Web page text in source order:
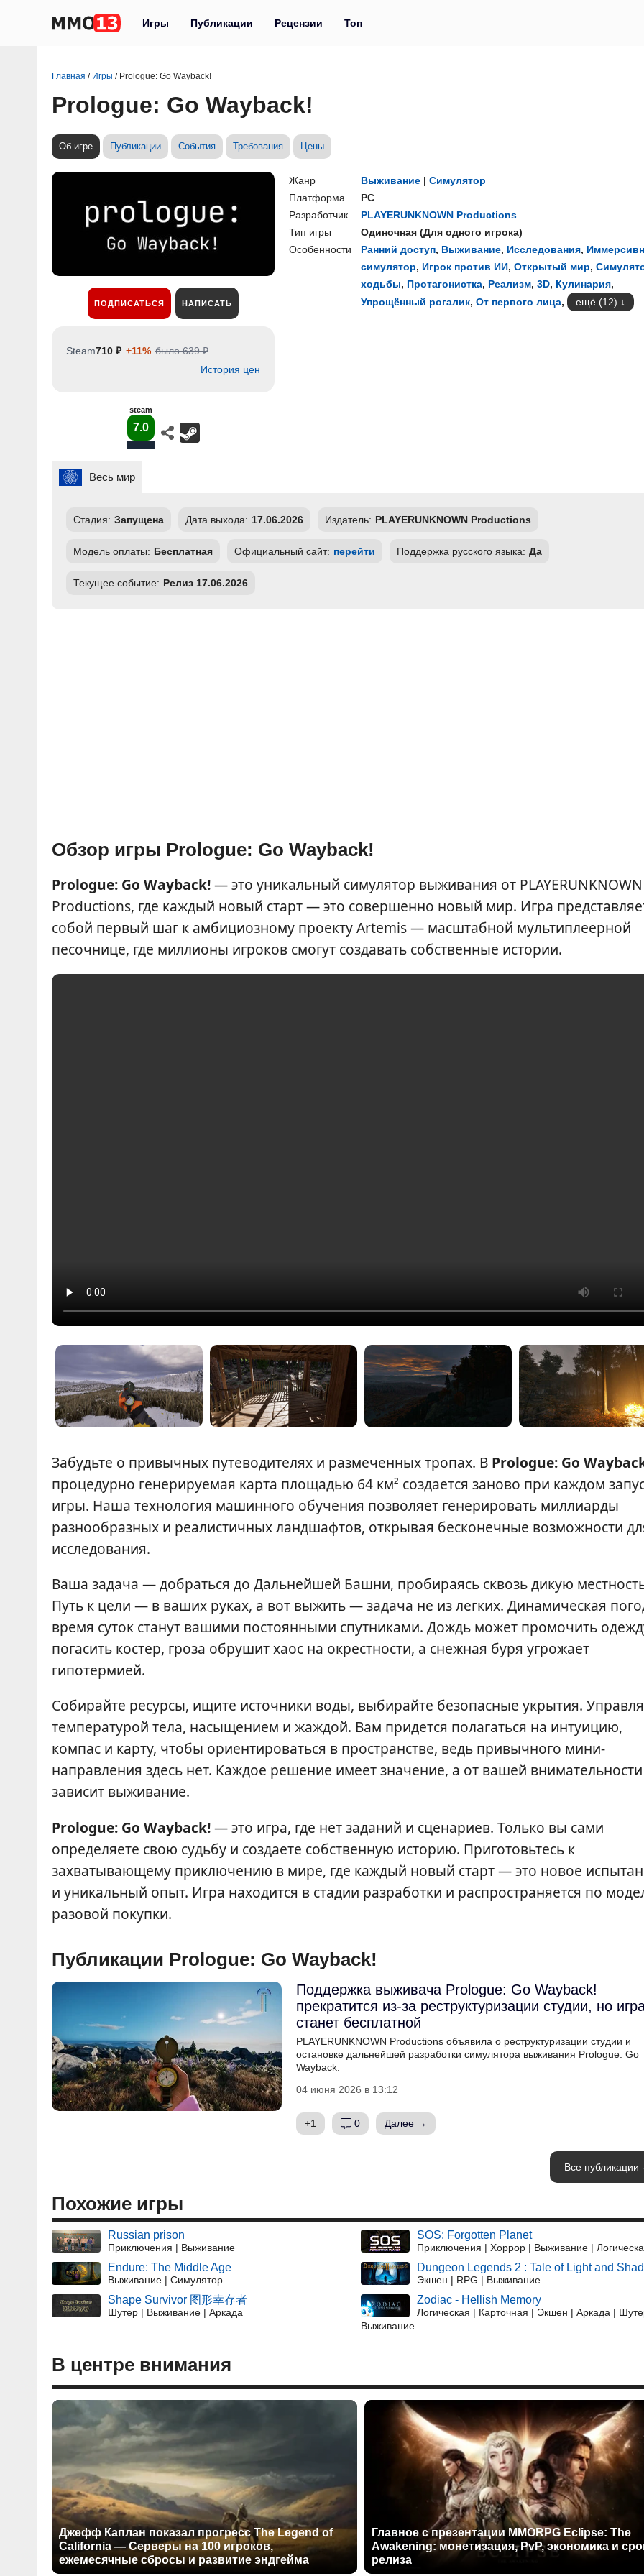
Игры Публикации Рецензии Топ
Главная / Игры / Prologue: Go Wayback!
Prologue: Go Wayback!
Об игре Публикации События Требования Цены
ПОДПИСАТЬСЯ НАПИСАТЬ
Steam710 ₽ +11% было 639 ₽
История цен
steam
7.0
Жанр Выживание | Симулятор
Платформа
PC
Разработчик
PLAYERUNKNOWN Productions
Тип игры
Одиночная (Для одного игрока)
Особенности
Ранний доступ, Выживание, Исследования,
симулятор, Игрок против ИИ, Открытый мир,
ходьбы, Протагонистка, Реализм, 3D, Кулинария,
Упрощённый рогалик, От первого лица, ещё (12)
Весь мир
Стадия: Запущена Дата выхода: 17.06.2026 Издатель: PLAYERUNKNOWN Productions
Модель оплаты: Бесплатная Официальный сайт: перейти Поддержка русского языка: Да
Текущее событие: Релиз 17.06.2026
Обзор игры Prologue: Go Wayback!
Prologue: Go Wayback!— это уникальный симулятор выживания от PLAYERUNKNOWN
Productions, где каждый новый старт — это совершенно новый мир. Игра
собой первый шаг к амбициозному проекту Artemis — масштабной мультиплеерной
песочнице, где миллионы игроков смогут создавать собственные истории.
Забудьте о привычных путеводителях и размеченных тропах. В Prologue: Go
процедурно генерируемая карта площадью 64 км² создается заново при каждом
игры. Наша технология машинного обучения позволяет генерировать миллиарды
разнообразных и реалистичных ландшафтов, открывая бесконечные возможности
исследования.
Ваша задача — добраться до Дальнейшей Башни, пробираясь сквозь дикую
Путь к цели — в ваших руках, а вот выжить — задача не из легких. Динамическая
время суток станут вашими постоянными спутниками. Дождь может промочить
погасить костер, гроза обрушит хаос на окрестности, а снежная буря угрожает
гипотермией.
Собирайте ресурсы, ищите источники воды, выбирайте безопасные укрытия.
температурой тела, насыщением и жаждой. Вам придется полагаться на интуицию,
компас и карту, чтобы ориентироваться в пространстве, ведь привычного мини-
направления здесь нет. Каждое решение имеет значение, а от вашей внимательности
зависит выживание.
Prologue: Go Wayback!— это игра, где нет заданий и сценариев. Только вы сами
определяете свою судьбу и создаете собственную историю. Приготовьтесь к
захватывающему приключению в мире, где каждый новый старт — это новое
и уникальный опыт. Игра находится в стадии разработки и распространяется по
разовой покупки.
Публикации Prologue: Go Wayback!
Поддержка выживача Prologue: Go Wayback!
прекратится из-за реструктуризации студии, но
станет бесплатной
PLAYERUNKNOWN Productions объявила о реструктуризации студии и
остановке дальнейшей разработки симулятора выживания Prologue: Go
Wayback.
04 июня 2026 в 13:12
+1 0 Далее →
Все публикации
Похожие игры
Russian prison
Приключения | Выживание
Endure: The Middle Age
Выживание | Симулятор
Shape Survivor 图形幸存者
Шутер | Выживание | Аркада
SOS: Forgotten Planet
Приключения | Хоррор | Выживание |
Dungeon Legends 2 : Tale of Light and
Экшен | RPG | Выживание
Zodiac - Hellish Memory
Логическая | Карточная | Экшен | Аркада |
Выживание
В центре внимания
Джефф Каплан показал прогресс The Legend of
California — Серверы на 100 игроков,
ежемесячные сбросы и развитие эндгейма
Главное с презентации MMORPG Eclipse: The
Awakening: монетизация, PvP, экономика и
релиза